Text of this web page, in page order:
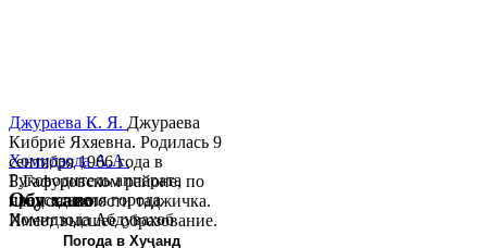
Хомидзода А.А.
Руководитель аппарата
председателя города
Хомидзода Абдувахоб
Абдумаджид родился 8
Джураева К. Я. Джураева
Кибриё Яхяевна. Родилась 9
сентября 1966 года в
Б.Гафуровском районе, по
национальности таджичка.
Имеет высшее образование.
В 1997 ...
Обу хаво
Погода в Хуҷанд